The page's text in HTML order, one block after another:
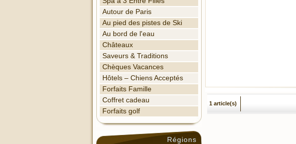
1 article(s)
Autour de Paris
Au pied des pistes de Ski
Au bord de l'eau
Châteaux
Saveurs & Traditions
Chèques Vacances
Hôtels – Chiens Acceptés
Forfaits Famille
Coffret cadeau
Forfaits golf
Régions